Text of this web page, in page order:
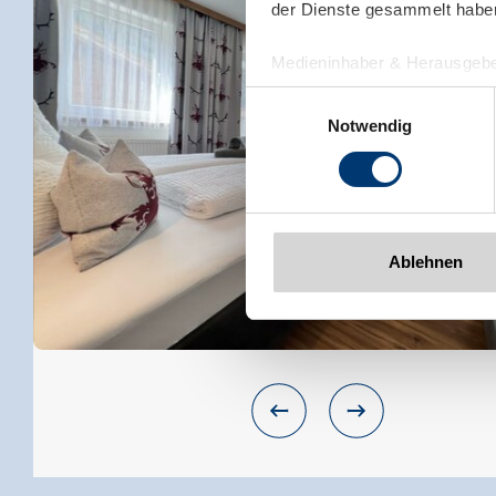
der Dienste gesammelt
Medieninhaber &
Zeller Bergbahnen Zillertal
Rohr 23// A-6280 Zell am Ziller
www.zillertalarena.com
Notwendig
Ablehnen